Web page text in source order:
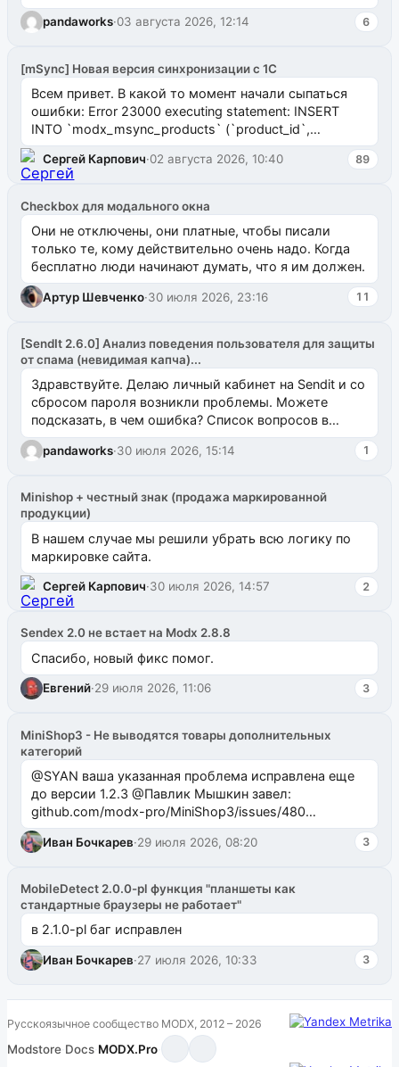
pandaworks·03 августа 2026, 12:14 6
[mSync] Новая версия синхронизации с 1С
Всем привет. В какой то момент начали сыпаться
ошибки: Error 23000 executing statement: INSERT
INTO `modx_msync_products` (`product_id`,
`uuid_1c`) VALUES ...
Сергей Карпович·02 августа 2026, 10:40 89
Checkbox для модального окна
Они не отключены, они платные, чтобы писали
только те, кому действительно очень надо. Когда
бесплатно люди начинают думать, что я им должен.
Артур Шевченко·30 июля 2026, 23:16 11
[SendIt 2.6.0] Анализ поведения пользователя для защиты
от спама (невидимая капча)...
Здравствуйте. Делаю личный кабинет на Sendit и со
сбросом пароля возникли проблемы. Можете
подсказать, в чем ошибка? Список вопросов в
одноименном разделе на modx.pro пока пуст, и,...
pandaworks·30 июля 2026, 15:14 1
Minishop + честный знак (продажа маркированной
продукции)
В нашем случае мы решили убрать всю логику по
маркировке сайта.
Сергей Карпович·30 июля 2026, 14:57 2
Sendex 2.0 не встает на Modx 2.8.8
Спасибо, новый фикс помог.
Евгений·29 июля 2026, 11:06 3
MiniShop3 - Не выводятся товары дополнительных
категорий
@SYAN ваша указанная проблема исправлена еще
до версии 1.2.3 @Павлик Мышкин завел:
github.com/modx-pro/MiniShop3/issues/480
github.com/modx-pro/MiniShop3/issues/481Исправим
в б...
Иван Бочкарев·29 июля 2026, 08:20 3
MobileDetect 2.0.0-pl функция "планшеты как
стандартные браузеры не работает"
в 2.1.0-pl баг исправлен
Иван Бочкарев·27 июля 2026, 10:33 3
Русскоязычное сообщество MODX, 2012 – 2026
Modstore·Docs·MODX.Pro·